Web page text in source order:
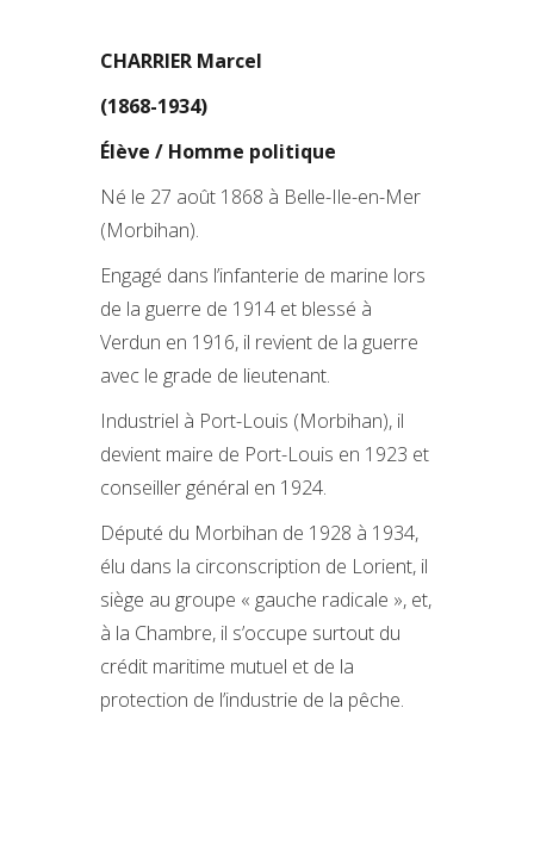
CHARRIER Marcel
(1868-1934)
Élève / Homme politique
Né le 27 août 1868 à Belle-Ile-en-Mer
(Morbihan).
Engagé dans l’infanterie de marine lors
de la guerre de 1914 et blessé à
Verdun en 1916, il revient de la guerre
avec le grade de lieutenant.
Industriel à Port-Louis (Morbihan), il
devient maire de Port-Louis en 1923 et
conseiller général en 1924.
Député du Morbihan de 1928 à 1934,
élu dans la circonscription de Lorient, il
siège au groupe « gauche radicale », et,
à la Chambre, il s’occupe surtout du
crédit maritime mutuel et de la
protection de l’industrie de la pêche.